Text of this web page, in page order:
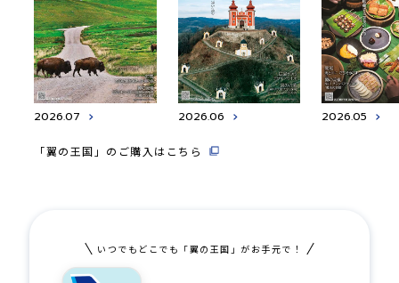
2026.07 2026.06 2026.05
「翼の王国」のご購入はこちら
いつでもどこでも「翼の王国」がお手元で！